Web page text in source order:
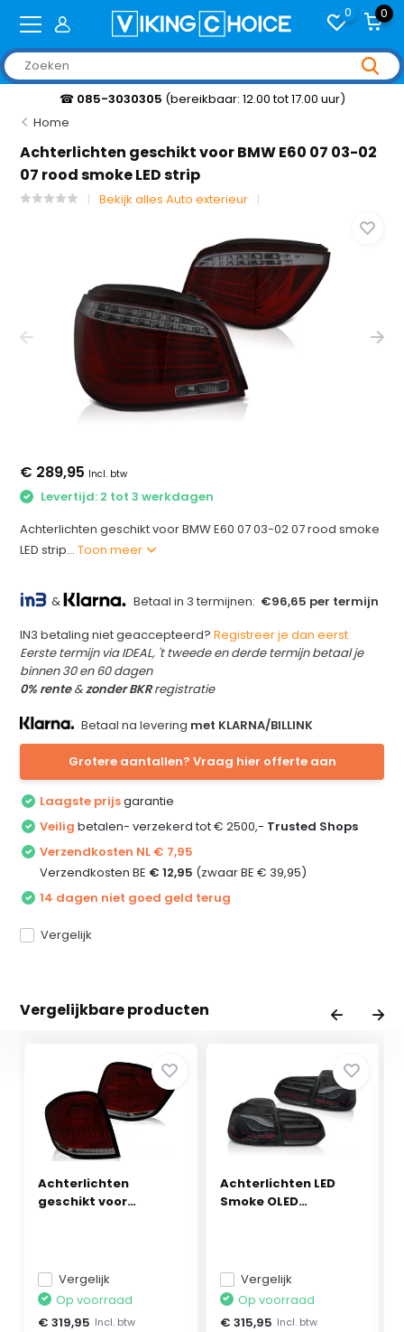
0 0
☎ 085-3030305 (bereikbaar: 12.00 tot 17.00 uur)
Home
Achterlichten geschikt voor BMW E60 07 03-02
07 rood smoke LED strip
Bekijk alles Auto exterieur
€ 289,95 Incl. btw
Levertijd: 2 tot 3 werkdagen
Achterlichten geschikt voor BMW E60 07 03-02 07 rood smoke
LED strip...Toon meer
& Betaal in 3 termijnen: €96,65 per termijn
IN3 betaling niet geaccepteerd?Registreer je dan eerst
Eerste termijn via IDEAL, 't tweede en derde termijn betaal je
binnen 30 en 60 dagen
0% rente&zonder BKRregistratie
Betaal na levering met KLARNA/BILLINK
Grotere aantallen? Vraag hier offerte aan
Laagste prijsgarantie
Veilig betalen- verzekerd tot € 2500,- Trusted Shops
Verzendkosten NL € 7,95
Verzendkosten BE € 12,95 (zwaar BE € 39,95)
14 dagen niet goed geld terug
Vergelijk
Vergelijkbare producten
Achterlichten
geschikt voor
Vergelijk
Op voorraad
€ 319,95 Incl. btw
Achterlichten LED
Smoke OLED
Vergelijk
Op voorraad
€ 315,95 Incl. btw